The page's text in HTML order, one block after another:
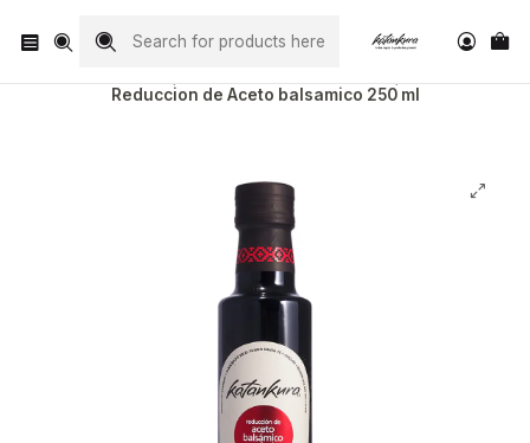
Reduccion de Aceto balsamico 250 ml